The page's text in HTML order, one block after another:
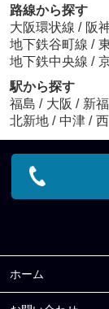
路線から探す
大阪環状線 / 阪
地下鉄谷町線 /
地下鉄中央線 /
駅から探す
福島 / 大阪 / 新
北新地 / 中津 /
ホーム